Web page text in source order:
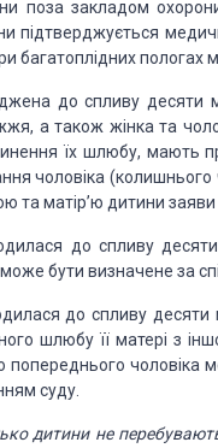
поза закла­дом
підтве­рджується
багатоплідних
до спливу десяти
а також жінка та
їх шлюбу, мають
чоловіка (колишнього
та матір’ю дитини заяви
до спливу десяти
може бути визначене за
до спливу десяти
шлюбу її ма­тері з
попе­реднього чоловіка
суду.
дитини не